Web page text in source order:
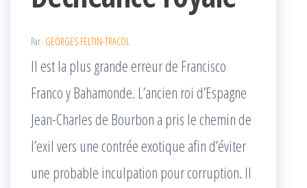
Par GEORGES FELTIN-TRACOL
Il est la plus grande erreur de Francisco
Franco y Bahamonde. L’ancien roi d’Espagne
Jean-Charles de Bourbon a pris le chemin de
l’exil vers une contrée exotique afin d’éviter
une probable inculpation pour corruption. Il